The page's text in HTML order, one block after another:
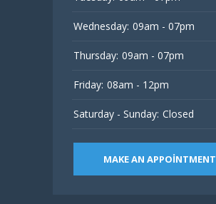
Wednesday: 09am - 07pm
Thursday: 09am - 07pm
Friday: 08am - 12pm
Saturday - Sunday: Closed
MAKE AN APPOINTMENT